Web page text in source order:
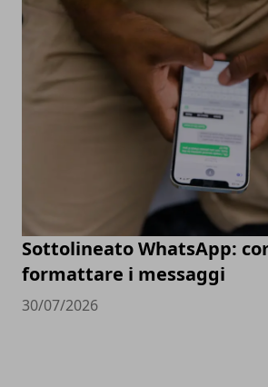
Sottolineato WhatsApp:
formattare i messaggi
30/07/2026